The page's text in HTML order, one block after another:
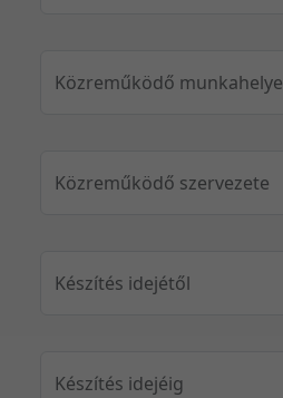
Közreműködő munkahelye
Közreműködő szervezete
Készítés idejétől
Készítés idejéig